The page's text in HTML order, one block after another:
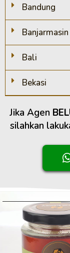
Bandung
Banjarmasin
Bali
Bekasi
Jika Agen
silahkan